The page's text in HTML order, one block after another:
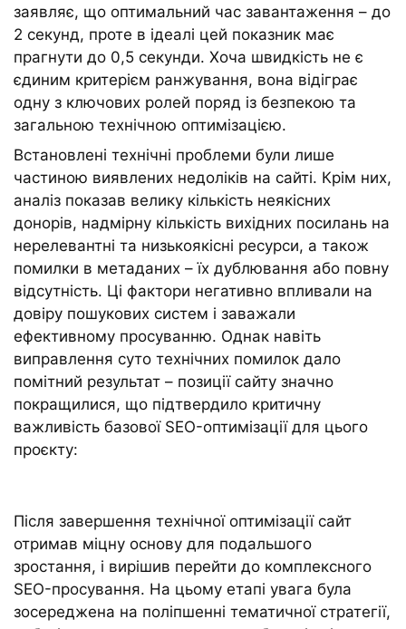
заявляє, що оптимальний час завантаження – до
2 секунд, проте в ідеалі цей показник має
прагнути до 0,5 секунди. Хоча швидкість не є
єдиним критерієм ранжування, вона відіграє
одну з ключових ролей поряд із безпекою та
загальною технічною оптимізацією.
Встановлені технічні проблеми були лише
частиною виявлених недоліків на сайті. Крім них,
аналіз показав велику кількість неякісних
донорів, надмірну кількість вихідних посилань на
нерелевантні та низькоякісні ресурси, а також
помилки в метаданих – їх дублювання або повну
відсутність. Ці фактори негативно впливали на
довіру пошукових систем і заважали
ефективному просуванню. Однак навіть
виправлення суто технічних помилок дало
помітний результат – позиції сайту значно
покращилися, що підтвердило критичну
важливість базової SEO-оптимізації для цього
проєкту:
Після завершення технічної оптимізації сайт
отримав міцну основу для подальшого
зростання, і вирішив перейти до комплексного
SEO-просування. На цьому етапі увага була
зосереджена на поліпшенні тематичної стратегії,